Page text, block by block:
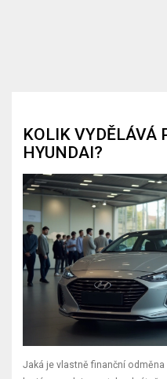
KOLIK VYDĚLÁVÁ
HYUNDAI?
Jaká je vlastně finanční